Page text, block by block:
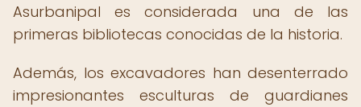
Asurbanipal es considerada una de las
primeras bibliotecas conocidas de la historia.
Además, los excavadores han desenterrado
impresionantes esculturas de guardianes